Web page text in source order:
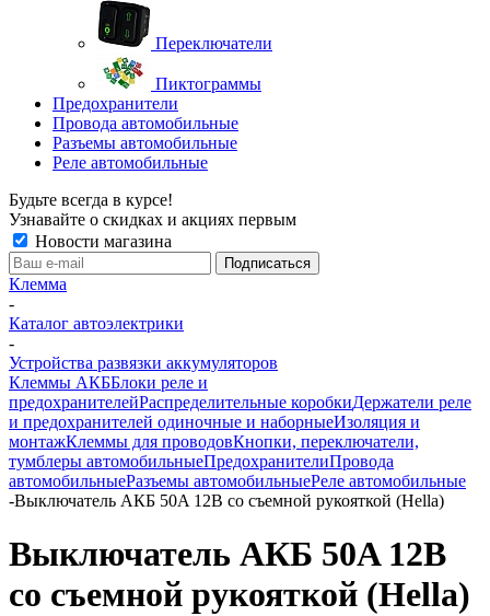
Переключатели
Пиктограммы
Предохранители
Провода автомобильные
Разъемы автомобильные
Реле автомобильные
Будьте всегда в курсе!
Узнавайте о скидках и акциях первым
Новости магазина
Клемма
-
Каталог автоэлектрики
-
Устройства развязки аккумуляторов
Клеммы АКББлоки реле и
предохранителейРаспределительные коробкиДержатели реле
и предохранителей одиночные и наборныеИзоляция и
монтажКлеммы для проводовКнопки, переключатели,
тумблеры автомобильныеПредохранителиПровода
автомобильныеРазъемы автомобильныеРеле автомобильные
-Выключатель АКБ 50A 12В со съемной рукояткой (Hella)
Выключатель АКБ 50A 12В
со съемной рукояткой (Hella)